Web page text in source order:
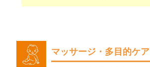
マッサージ・多目的ケア